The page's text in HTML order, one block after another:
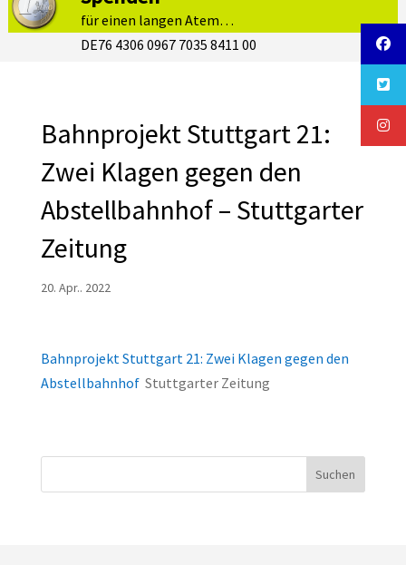
für einen langen Atem…
DE76 4306 0967 7035 8411 00
Bahnprojekt Stuttgart 21:
Zwei Klagen gegen den
Abstellbahnhof – Stuttgarter
Zeitung
20. Apr.. 2022
Bahnprojekt Stuttgart 21: Zwei Klagen gegen den
Abstellbahnhof Stuttgarter Zeitung
Suchen